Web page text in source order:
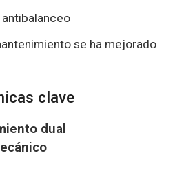
se ha mejorado
clave
dual